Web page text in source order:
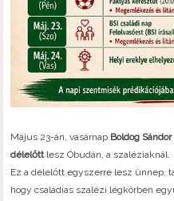
Május 23-án, vasárnap Boldog
délelőttlesz Óbudán, a szaléziaknál.
Ez a délelőtt egyszerre lesz ünnep,
hogy családias szalézi légkörben